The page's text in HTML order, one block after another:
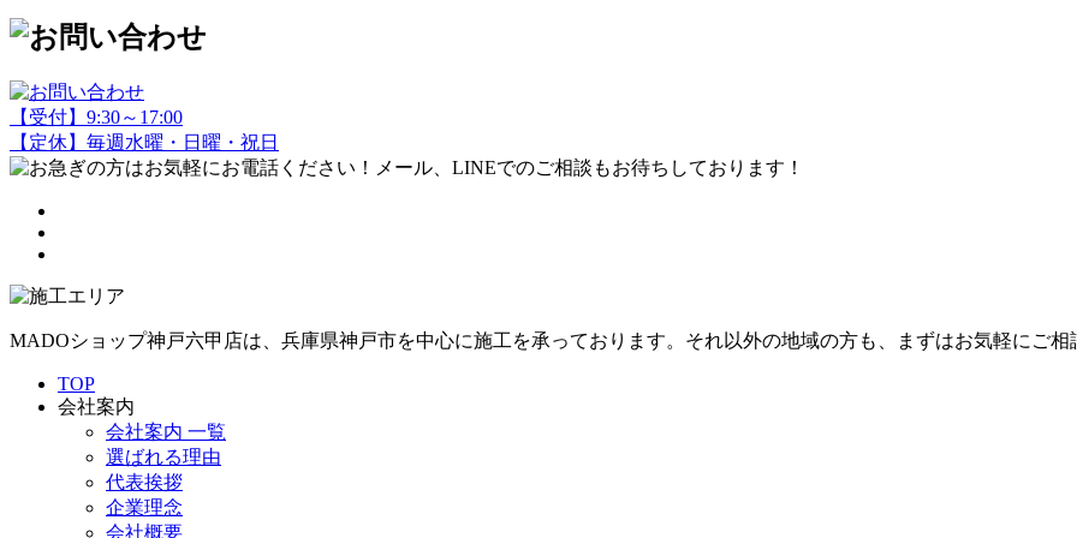
【受付】9:30～17:00
【定休】毎週水曜・日曜・祝日
MADOショップ神戸六甲店は、兵庫県神戸市を中心に施工を承っております。それ以外の地域の方も、まずはお気軽にご相
TOP
会社案内
会社案内 一覧
選ばれる理由
代表挨拶
企業理念
会社概要